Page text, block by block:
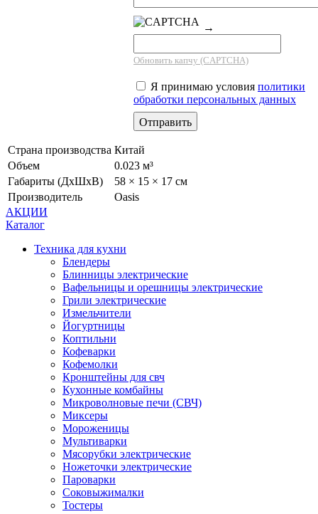
→
Обновить капчу (CAPTCHA)
Я принимаю условия политики
обработки персональных данных
Страна производства Китай
Объем
0.023 м³
Габариты (ДхШхВ)
58 × 15 × 17 см
Производитель
Oasis
АКЦИИ
Каталог
Техника для кухни
Блендеры
Блинницы электрические
Вафельницы и орешницы электрические
Грили электрические
Измельчители
Йогуртницы
Коптильни
Кофеварки
Кофемолки
Кронштейны для свч
Кухонные комбайны
Микроволновые печи (СВЧ)
Миксеры
Мороженицы
Мультиварки
Мясорубки электрические
Ножеточки электрические
Пароварки
Соковыжималки
Тостеры